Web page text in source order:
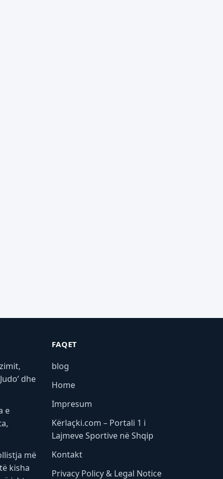
dhe
e
më
kisha
FAQET
blog
Home
Impresum
Kërlaçki.com – Portali 1 i
Lajmeve Sportive në Shqip
Kontakt
Privacy Policy & Legal Notice